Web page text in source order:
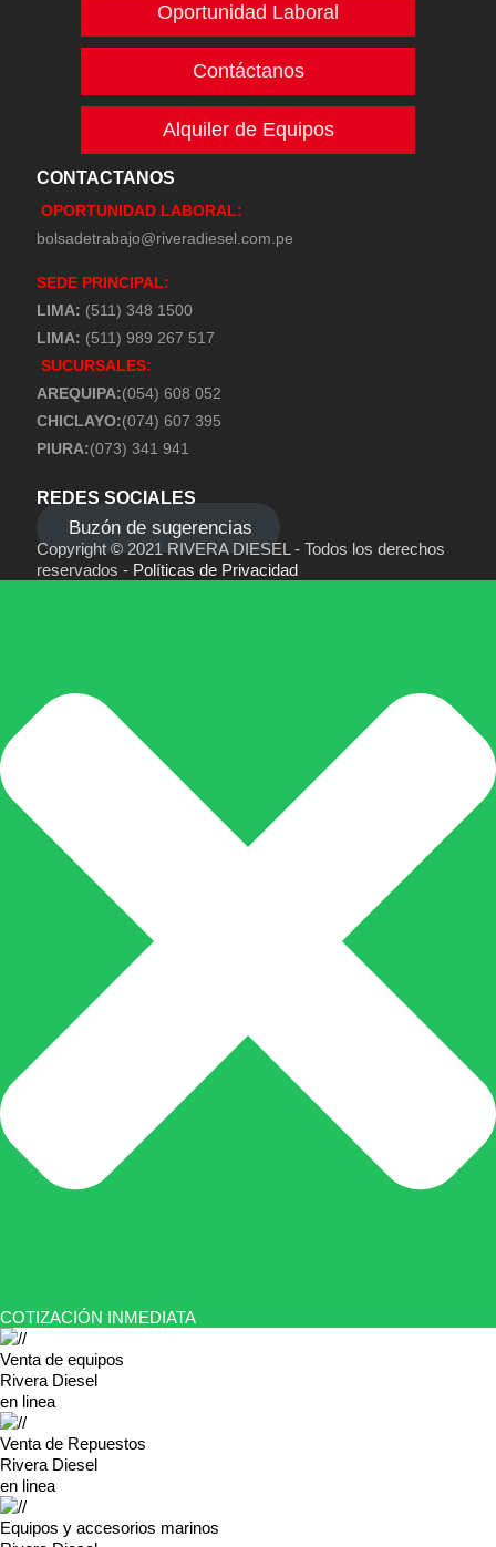
Oportunidad Laboral
Contáctanos
Alquiler de Equipos
CONTACTANOS
OPORTUNIDAD LABORAL:
bolsadetrabajo@riveradiesel.com.pe
SEDE PRINCIPAL:
LIMA: (511) 348 1500
LIMA: (511) 989 267 517
SUCURSALES:
AREQUIPA:(054) 608 052
CHICLAYO:(074) 607 395
PIURA:(073) 341 941
REDES SOCIALES
Buzón de sugerencias
Copyright © 2021 RIVERA DIESEL - Todos los derechos
reservados - Políticas de Privacidad
COTIZACIÓN INMEDIATA
Venta de equipos
Rivera Diesel
en linea
Venta de Repuestos
Rivera Diesel
en linea
Equipos y accesorios marinos